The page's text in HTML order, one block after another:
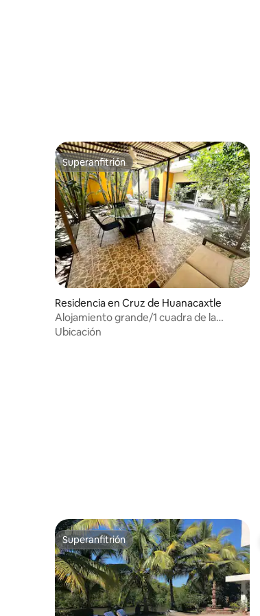
Superanfitrión
Superanfitrión
Residencia en Cruz de Huanacaxtle
Alojamiento grande/1 cuadra de la
playa/patio privado
Ubicación
Superanfitrión
Superanfitrión